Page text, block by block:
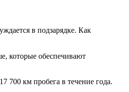
в подзарядке. Как
которые обеспечивают
700 км пробега в течение года.